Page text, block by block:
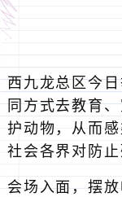
西九龙总区今
同方式去教育
护动物，从而
社会各界对防
会场入面，摆